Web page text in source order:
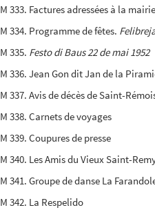
M 333. Factures adressées à la
M 334. Programme de fêtes.
M 335. Festo di Baus 22 de mai 1952
M 336. Jean Gon dit Jan de la
M 337. Avis de décès de Saint-
M 338. Carnets de voyages
M 339. Coupures de presse
M 340. Les Amis du Vieux Saint-
M 341. Groupe de danse La
M 342. La Respelido